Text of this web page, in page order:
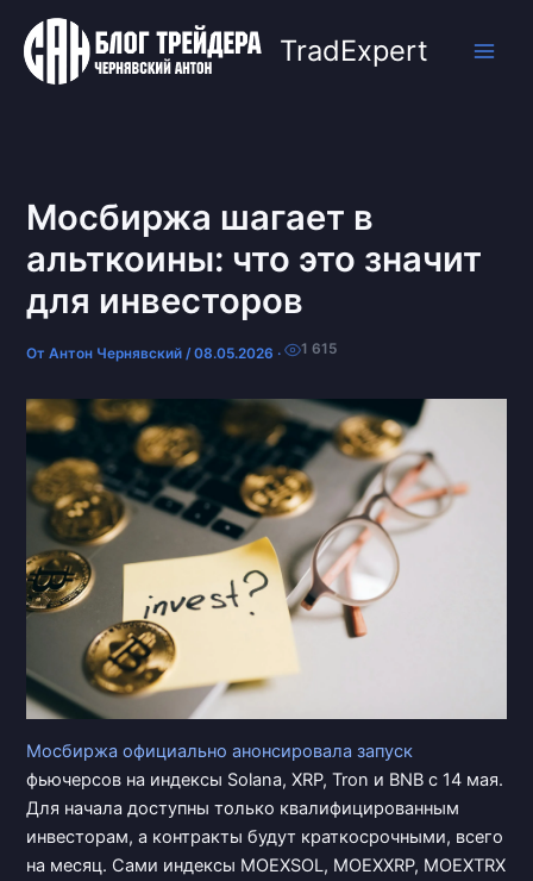
Перейти
содержимому
TradExpert
Мосбиржа шагает в
альткоины: что это значит
для инвесторов
ОтАнтон Чернявский/08.05.2026 · 1 615
Мосбиржа официально анонсировала запуск
фьючерсов на индексы Solana, XRP, Tron и BNB с 14 мая.
Для начала доступны только квалифицированным
инвесторам, а контракты будут краткосрочными, всего
на месяц. Сами индексы MOEXSOL, MOEXXRP, MOEXTRX